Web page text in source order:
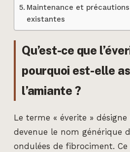
Maintenance et
existantes
Qu’est-ce que
pourquoi est-elle
l’amiante ?
Le terme « éverite »
devenue le nom générique
ondulées de fibrociment.